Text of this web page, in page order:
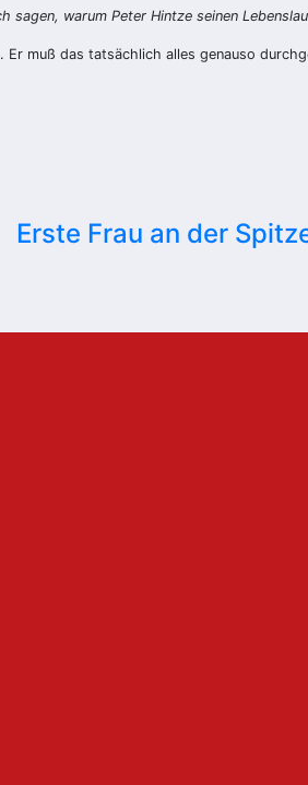
sagen, warum Peter Hintze seinen
muß das tatsächlich alles genauso
Erste Frau an der